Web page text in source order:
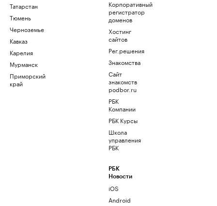
Татарстан
Тюмень
Черноземье
Кавказ
Карелия
Мурманск
Приморский
край
Корпоративный
регистратор
доменов
Хостинг
сайтов
Рег.решения
Знакомства
Сайт
знакомств
podbor.ru
РБК
Компании
РБК Курсы
Школа
управления
РБК
РБК
Новости
iOS
Android